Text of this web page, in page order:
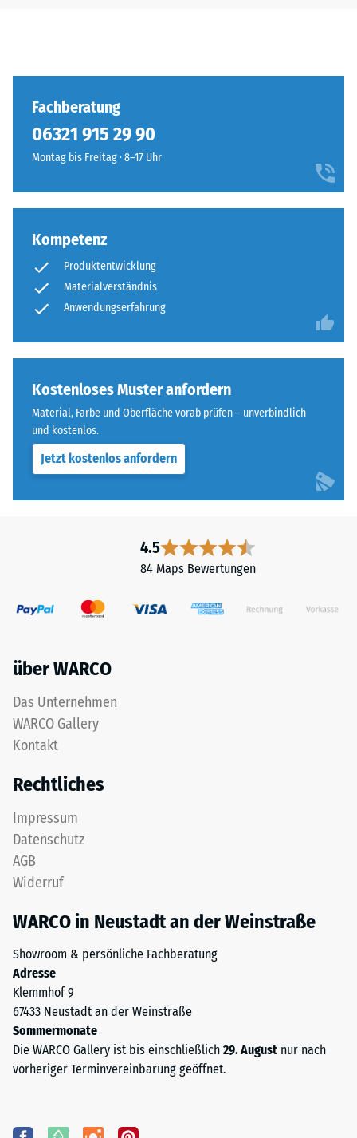
Fachberatung
06321 915 29 90
Montag bis Freitag · 8–17 Uhr
Kompetenz
Produktentwicklung
Materialverständnis
Anwendungserfahrung
Kostenloses Muster anfordern
Material, Farbe und Oberfläche vorab prüfen – unverbindlich
und kostenlos.
Jetzt kostenlos anfordern
4.5
84 Maps Bewertungen
über WARCO
Das Unternehmen
WARCO Gallery
Kontakt
Rechtliches
Impressum
Datenschutz
AGB
Widerruf
WARCO in Neustadt an der Weinstraße
Showroom & persönliche Fachberatung
Adresse
Klemmhof 9
67433 Neustadt an der Weinstraße
Sommermonate
Die WARCO Gallery ist bis einschließlich 29. August nur nach
vorheriger Terminvereinbarung geöffnet.